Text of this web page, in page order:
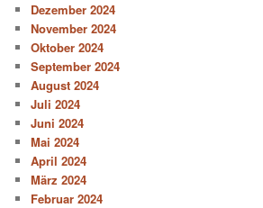
Dezember 2024
November 2024
Oktober 2024
September 2024
August 2024
Juli 2024
Juni 2024
Mai 2024
April 2024
März 2024
Februar 2024